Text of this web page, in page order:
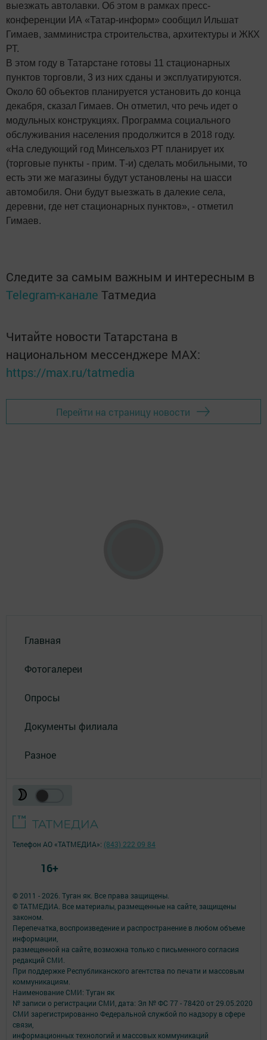
выезжать автолавки. Об этом в рамках пресс-
конференции ИА «Татар-информ» сообщил Ильшат
Гимаев, замминистра строительства, архитектуры и ЖКХ
РТ.
В этом году в Татарстане готовы 11 стационарных
пунктов торговли, 3 из них сданы и эксплуатируются.
Около 60 объектов планируется установить до конца
декабря, сказал Гимаев. Он отметил, что речь идет о
модульных конструкциях. Программа социального
обслуживания населения продолжится в 2018 году.
«На следующий год Минсельхоз РТ планирует их
(торговые пункты - прим. Т-и) сделать мобильными, то
есть эти же магазины будут установлены на шасси
автомобиля. Они будут выезжать в далекие села,
деревни, где нет стационарных пунктов», - отметил
Гимаев.
Следите за самым важным и интересным в
Telegram-канале Татмедиа
Читайте новости Татарстана в
национальном мессенджере MАХ:
https://max.ru/tatmedia
Перейти на страницу новости
Главная
Фотогалереи
Опросы
Документы филиала
Разное
© 2011 - 2026. Туган як. Все права защищены.
© ТАТМЕДИА. Все материалы, размещенные на сайте, защищены
законом.
Перепечатка, воспроизведение и распространение в любом объеме
информации,
размещенной на сайте, возможна только с письменного согласия
редакций СМИ.
При поддержке Республиканского агентства по печати и массовым
коммуникациям.
Наименование СМИ: Туган як
№ записи о регистрации СМИ, дата: Эл № ФС 77 - 78420 от 29.05.2020
СМИ зарегистрированно Федеральной службой по надзору в сфере
связи,
информационных технологий и массовых коммуникаций
Телефон АО «ТАТМЕДИА»: (843) 222 09 84
16+